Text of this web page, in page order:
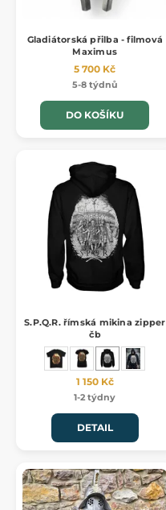
Gladiátorská přilba - filmová
Maximus
5 700 Kč
5-8 týdnů
DO KOŠÍKU
S.P.Q.R. římská mikina zipper
čb
1 150 Kč
1-2 týdny
DETAIL